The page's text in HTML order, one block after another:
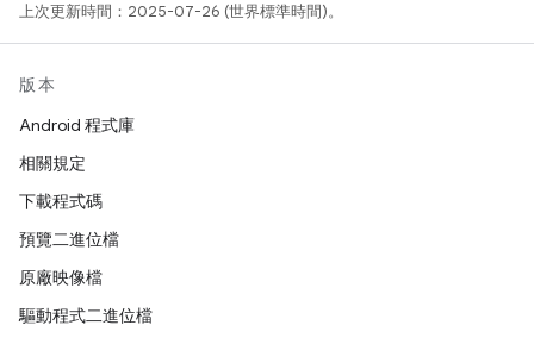
上次更新時間：2025-07-26 (世界標準時間)。
版本
Android 程式庫
相關規定
下載程式碼
預覽二進位檔
原廠映像檔
驅動程式二進位檔